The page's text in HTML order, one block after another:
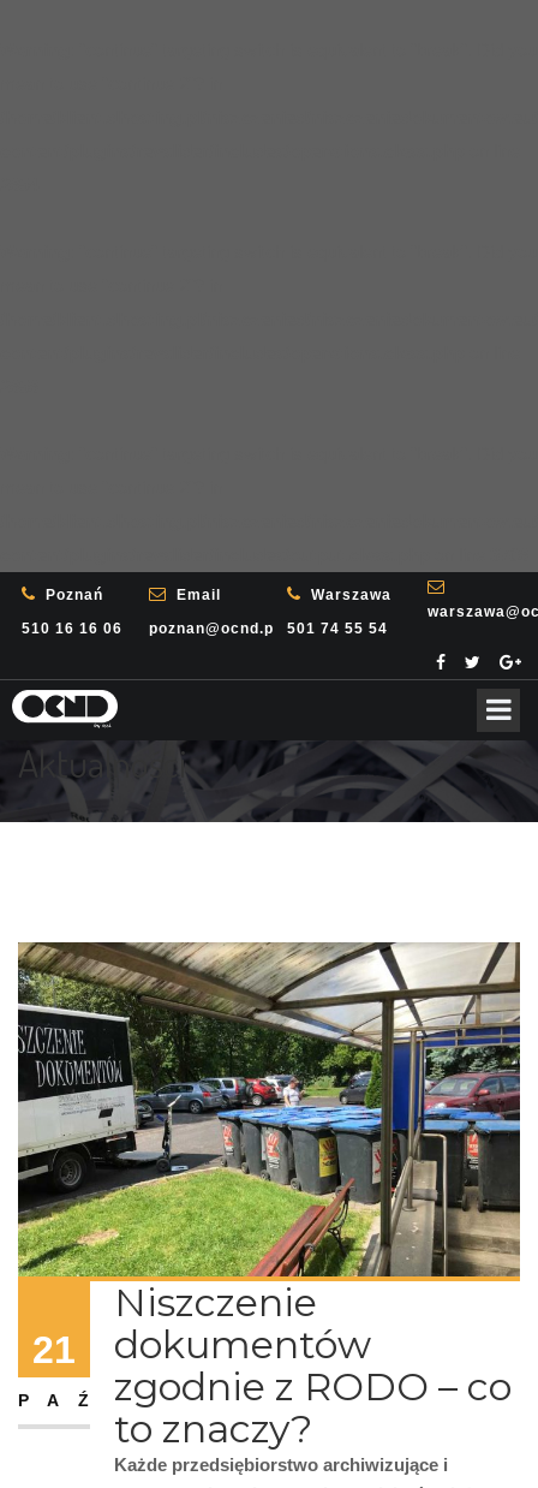
Poznań
510 16 16 06
Email
poznan@ocnd.pl
Warszawa
501 74 55 54
Aktualności
21
PAŹ
Niszczenie
dokumentów
zgodnie z RODO – co
to znaczy?
Każde przedsiębiorstwo archiwizujące i